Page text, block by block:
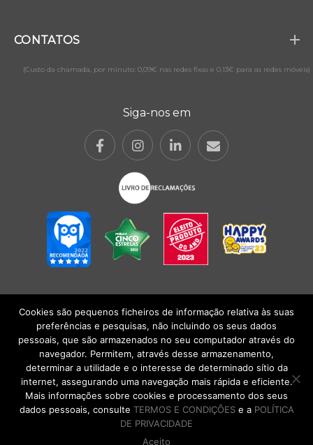
CONTATOS
(Custo da chamada, por minuto: 0,09€ nas redes fixas e 0,13€ para as redes móveis)
Siga-nos em
POLÍTICA DE PRIVACIDADE|TERMOS E CONDIÇÕESlCONDIÇÕES
GERAIS DE VENDA| Alberto Oculista, SA 2026. Todos os direitos reservados.
Cookies são pequenos ficheiros de informação relativa às suas
preferências e pesquisas, não incluindo os seus dados
pessoais, que são armazenados no seu computador através do
navegador. Permitem, através desse armazenamento,
determinar a utilidade e o interesse de determinado sítio da
internet, assegurando uma navegação mais rápida e eficiente.
Mais informações sobre cookies e processamento dos seus
dados pessoais, consulte TERMOS E CONDIÇÕESe a POLÍTICA
DE PRIVACIDADE
Aceito